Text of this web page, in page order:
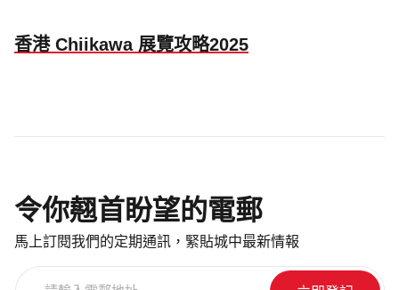
香港 Chiikawa 展覽攻略2025
令你翹首盼望的電郵
馬上訂閱我們的定期通訊，緊貼城中最新情報